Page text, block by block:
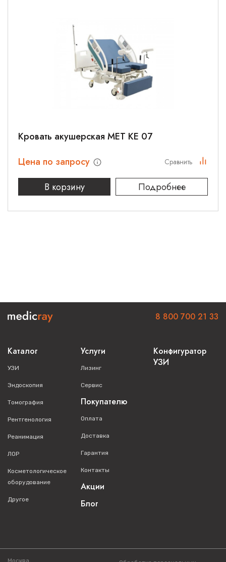
Кровать акушерская МЕТ КЕ 07
Цена по запросу
В корзину
Подробнее
Сравнить
Каталог
УЗИ
Эндоскопия
Томография
Рентгенология
Реанимация
ЛОР
Косметологическое
оборудование
Другое
Услуги
Лизинг
Сервис
Покупателю
Оплата
Доставка
Гарантия
Контакты
Акции
Блог
Конфигуратор
УЗИ
8 800 700 21 33
Москва,